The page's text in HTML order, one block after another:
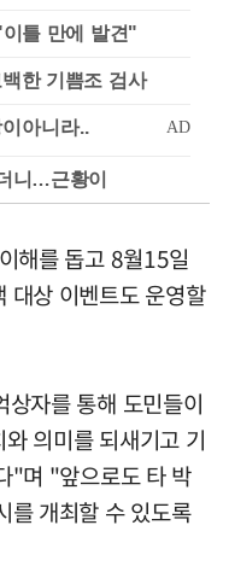
틀 만에 발견"
한 기쁨조 검사
니…근황이
해를 돕고 8월15일
대상 이벤트도 운영할
자를 통해 도민들이
의미를 되새기고 기
"며 "앞으로도 타 박
를 개최할 수 있도록